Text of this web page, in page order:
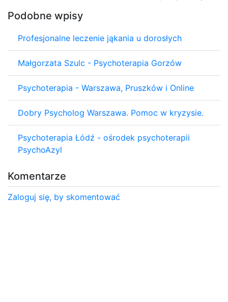
Podobne wpisy
Profesjonalne leczenie jąkania u dorosłych
Małgorzata Szulc - Psychoterapia Gorzów
Psychoterapia - Warszawa, Pruszków i Online
Dobry Psycholog Warszawa. Pomoc w kryzysie.
Psychoterapia Łódź - ośrodek psychoterapii
PsychoAzyl
Komentarze
Zaloguj się, by skomentować